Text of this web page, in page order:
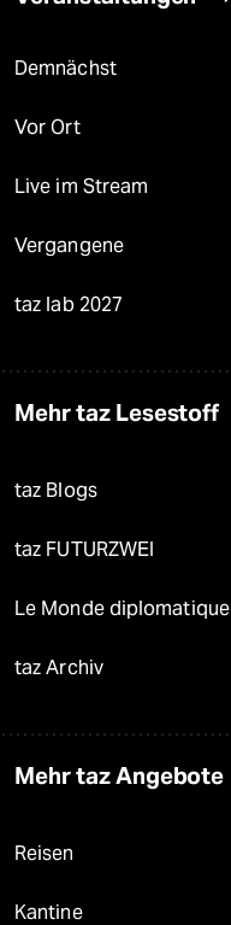
Demnächst
Vor Ort
Live im Stream
Vergangene
taz lab 2027
Mehr taz Lesestoff
taz Blogs
taz FUTURZWEI
Le Monde diplomatique
taz Archiv
Mehr taz Angebote
Reisen
Kantine